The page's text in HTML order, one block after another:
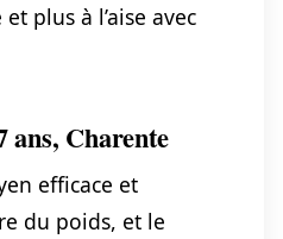
plus à l’aise avec
ans, Charente
efficace et
du poids, et le